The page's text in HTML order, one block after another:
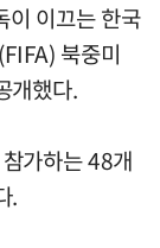
이 이끄는 한국
북중미
개했다.
가하는 48개
.